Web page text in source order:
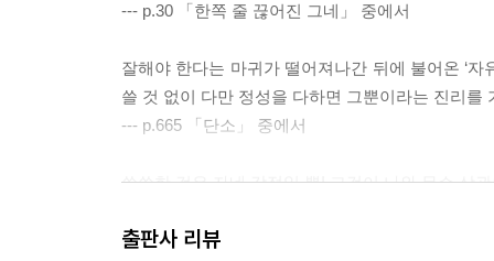
--- p.30 「한쪽 줄 끊어진 그네」 중에서
잘해야 한다는 마귀가 떨어져나간 뒤에 불어온 ‘
쓸 것 없이 다만 정성을 다하면 그뿐이라는 진리
--- p.665 「단소」 중에서
쓸쓸한 것은 자네 감정일 뿐! 그것이 나와 무슨 상
--- p.67 「빈 의자」 중에서
출판사 리뷰